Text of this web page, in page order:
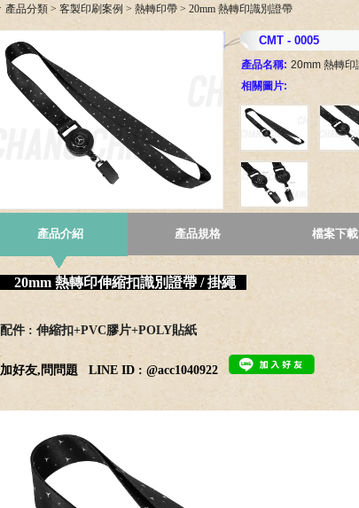
產品分類 > 客製印刷案例 > 熱轉印帶 > 20mm 熱轉印識別證帶
CMT - 0005
產品名稱: 20mm 熱轉印
相關圖片:
產品介紹 產品規格 檔案下載
20mm 熱轉印伸縮扣識別證帶 / 掛繩
配件 : 伸縮扣+PVC膠片+POLY貼紙
加好友,問問題 LINE ID : @acc1040922